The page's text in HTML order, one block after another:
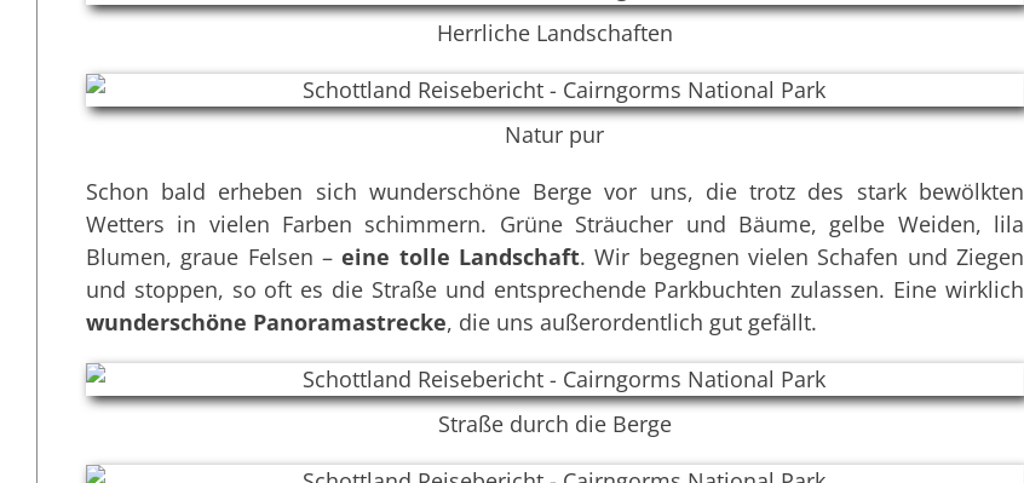
Herrliche Landschaften
Natur pur
Schon bald erheben sich wunderschöne Berge vor uns, die trotz des stark bewölkten
Wetters in vielen Farben schimmern. Grüne Sträucher und Bäume, gelbe Weiden, lila
Blumen, graue Felsen –eine tolle Landschaft. Wir begegnen vielen Schafen und Ziegen
und stoppen, so oft es die Straße und entsprechende Parkbuchten zulassen. Eine wirklich
wunderschöne Panoramastrecke, die uns außerordentlich gut gefällt.
Straße durch die Berge